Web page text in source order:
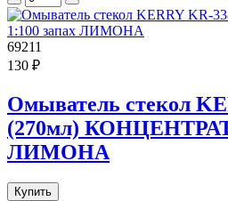
69211
130 ₽
Омыватель стекол
(270мл) КОНЦЕНТРАТ
ЛИМОНА
Купить